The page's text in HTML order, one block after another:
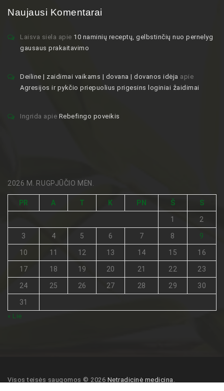
Naujausi Komentarai
Laisva siela apie 10 naminių receptų, gelbstinčių nuo pernelyg
gausaus prakaitavimo
Deiline | zaidimai vaikams | dovana | dovanos idėja apie
Agresijos ir pykčio priepuolius prigesins loginiai žaidimai
Ingrida apie Rebefingo poveikis
2026 M. RUGPJŪČIO MĖN.
PR A T K PN Š S
1 2
3 4 5 6 7 8 9
10 11 12 13 14 15 16
17 18 19 20 21 22 23
24 25 26 27 28 29 30
31
« Lie
Visos teisės saugomos © 2026 Netradicinė medicina